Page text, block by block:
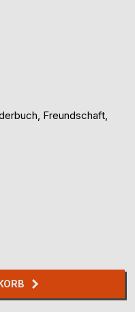
Freundschaft,